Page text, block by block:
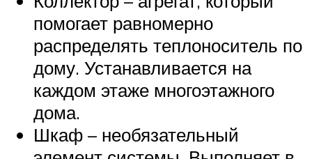
помогает равномерно
распределять теплоноситель по
дому. Устанавливается на
каждом этаже многоэтажного
дома.
Шкаф – необязательный